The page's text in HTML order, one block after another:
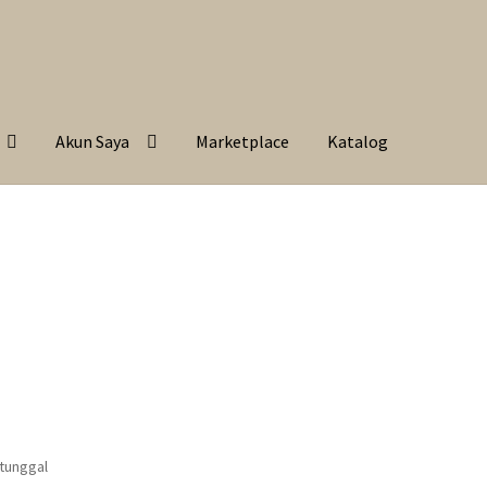
Akun Saya Marketplace Katalog